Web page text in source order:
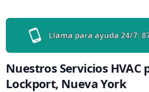
Llama para ayuda 24/7:
Nuestros Servicios HVAC
Lockport, Nueva York